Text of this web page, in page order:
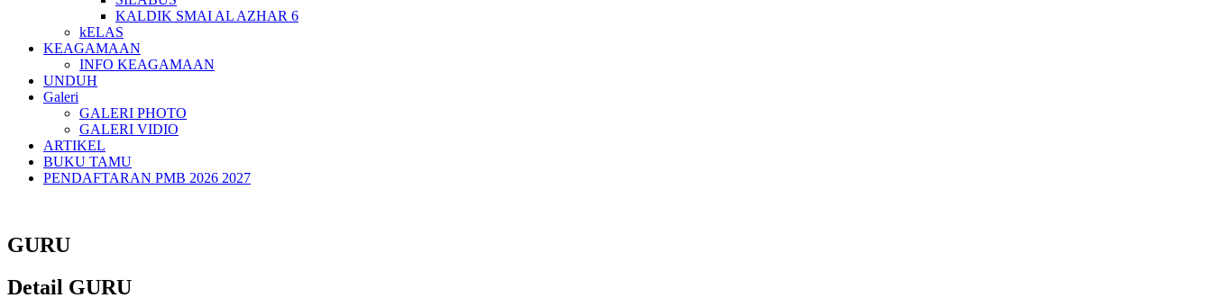
KALDIK SMAI AL AZHAR 6
kELAS
KEAGAMAAN
INFO KEAGAMAAN
UNDUH
Galeri
GALERI PHOTO
GALERI VIDIO
ARTIKEL
BUKU TAMU
PENDAFTARAN PMB 2026 2027
GURU
Detail GURU